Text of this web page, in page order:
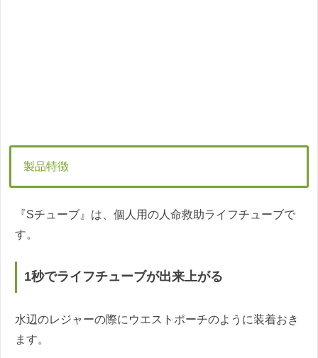
製品特徴
『Sチューブ』は、個人用の人命救助ライフチューブで
す。
1秒でライフチューブが出来上がる
水辺のレジャーの際にウエストポーチのように装着おき
ます。